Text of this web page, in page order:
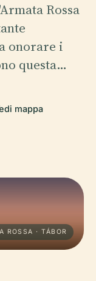
Rossa
onorare i
questa…
mappa
ROSSA · TÁBOR